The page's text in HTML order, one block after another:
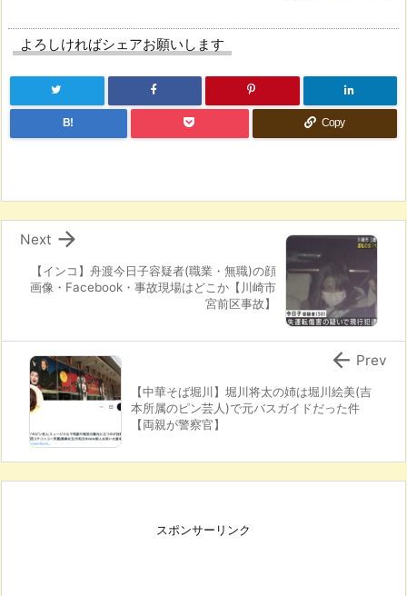
よろしければシェアお願いします
B! Copy
【インコ】舟渡今日子容疑者(職業・無職)の顔
画像・Facebook・事故現場はどこか【川崎市
宮前区事故】

Next
【中華そば堀川】堀川将太の姉は堀川絵美(吉
本所属のピン芸人)で元バスガイドだった件
【両親が警察官】
 Prev
スポンサーリンク